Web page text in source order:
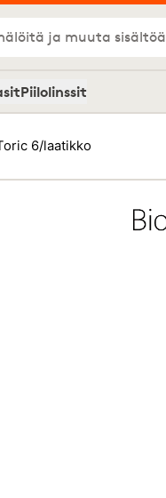
ja muuta sisältöä
Piilolinssit
6/laatikko